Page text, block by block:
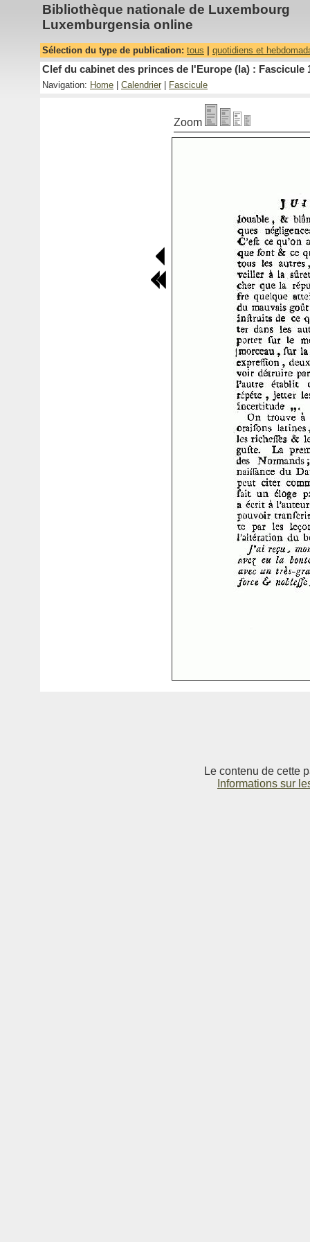
Bibliothèque nationale de Luxembourg
Luxemburgensia online
Sélection du type de publication: tous quotidiens et
Clef du cabinet des princes de l'Europe (la) : Fascicule
Navigation: Home Calendrier Fascicule
Zoom
Le contenu de cette
Informations sur